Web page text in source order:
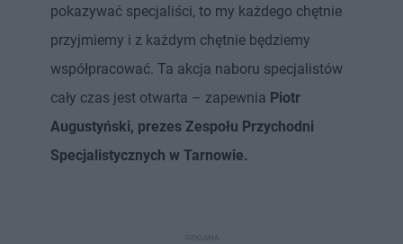
pokazywać specjaliści, to my każdego chętnie
przyjmiemy i z każdym chętnie będziemy
współpracować. Ta akcja naboru specjalistów
cały czas jest otwarta – zapewnia Piotr
Augustyński, prezes Zespołu Przychodni
Specjalistycznych w Tarnowie.